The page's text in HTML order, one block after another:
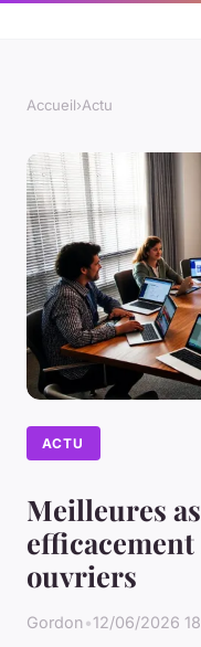
Accueil›Actu
ACTU
Meilleures
efficacement
ouvriers
Gordon•12/06/2026